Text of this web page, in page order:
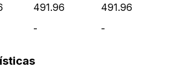
491.96
491.96
- -